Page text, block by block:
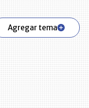
Agregar tema